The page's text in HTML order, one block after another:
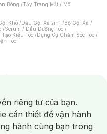
Bóng /Tẩy Trang Mắt / Môi
Khô /Dầu Gội Xả 2in1 /Bộ Gội Xả /
/Serum / Dầu Dưỡng Tóc /
Tạo Kiểu Tóc /Dụng Cụ Chăm Sóc Tóc /
Tóc
Nạ Xông Hơi /Nước Rửa Tay/
/Bàn Chải Điện/
Nước/ Nước Súc Miệng/
Dịch Vệ Sinh/Dưỡng Vùng Kín/
Tampon/Bọt Cạo Râu /Dao Cạo Râu/
riêng tư của bạn.
cần thiết để vận hành
hành cùng bạn trong